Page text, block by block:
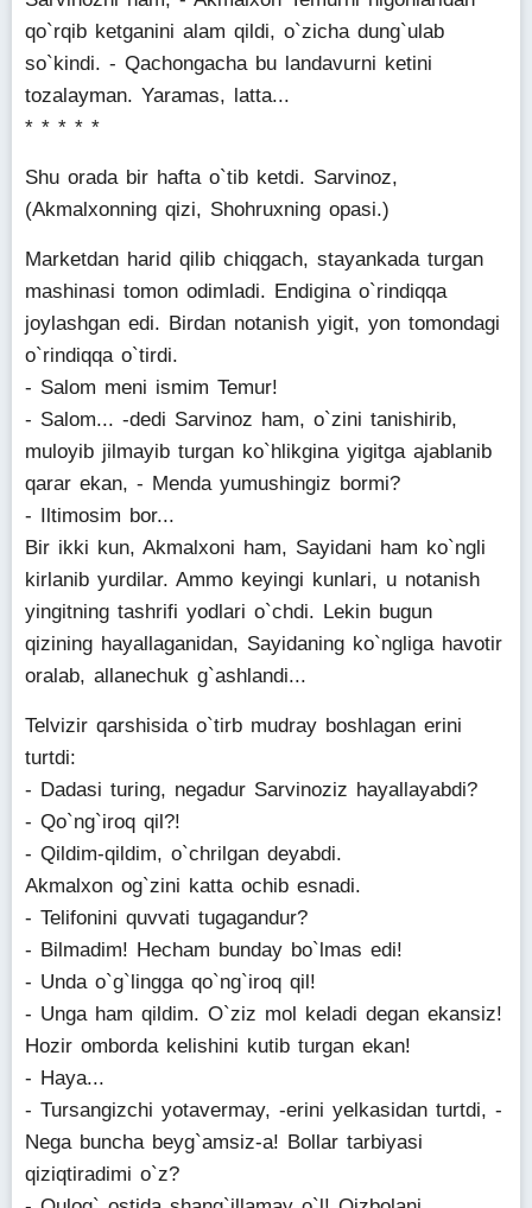
qo`rqib ketganini alam qildi, o`zicha dung`ulab
so`kindi. - Qachongacha bu landavurni ketini
tozalayman. Yaramas, latta...
* * * * *
Shu orada bir hafta o`tib ketdi. Sarvinoz,
(Akmalxonning qizi, Shohruxning opasi.)
Marketdan harid qilib chiqgach, stayankada turgan
mashinasi tomon odimladi. Endigina o`rindiqqa
joylashgan edi. Birdan notanish yigit, yon tomondagi
o`rindiqqa o`tirdi.
- Salom meni ismim Temur!
- Salom... -dedi Sarvinoz ham, o`zini tanishirib,
muloyib jilmayib turgan ko`hlikgina yigitga ajablanib
qarar ekan, - Menda yumushingiz bormi?
- Iltimosim bor...
Bir ikki kun, Akmalxoni ham, Sayidani ham ko`ngli
kirlanib yurdilar. Ammo keyingi kunlari, u notanish
yingitning tashrifi yodlari o`chdi. Lekin bugun
qizining hayallaganidan, Sayidaning ko`ngliga havotir
oralab, allanechuk g`ashlandi...
Telvizir qarshisida o`tirb mudray boshlagan erini
turtdi:
- Dadasi turing, negadur Sarvinoziz hayallayabdi?
- Qo`ng`iroq qil?!
- Qildim-qildim, o`chrilgan deyabdi.
Akmalxon og`zini katta ochib esnadi.
- Telifonini quvvati tugagandur?
- Bilmadim! Hecham bunday bo`lmas edi!
- Unda o`g`lingga qo`ng`iroq qil!
- Unga ham qildim. O`ziz mol keladi degan ekansiz!
Hozir omborda kelishini kutib turgan ekan!
- Haya...
- Tursangizchi yotavermay, -erini yelkasidan turtdi, -
Nega buncha beyg`amsiz-a! Bollar tarbiyasi
qiziqtiradimi o`z?